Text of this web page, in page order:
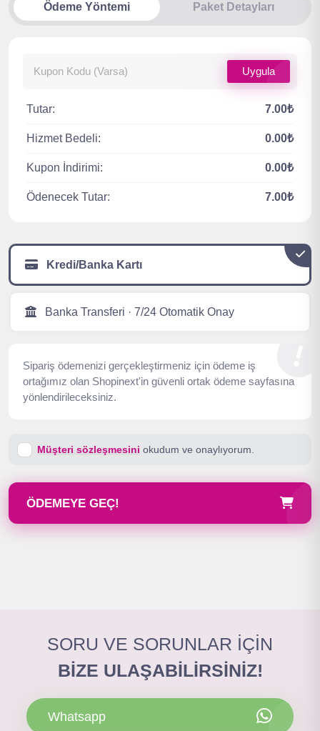
Ödeme Yöntemi Paket Detayları
Uygula
Tutar: 7.00₺
Hizmet Bedeli: 0.00₺
Kupon İndirimi: 0.00₺
Ödenecek Tutar: 7.00₺
Kredi/Banka Kartı
Banka Transferi · 7/24 Otomatik Onay
Sipariş ödemenizi gerçekleştirmeniz için ödeme iş
ortağımız olan Shopinext'in güvenli ortak ödeme sayfasına
yönlendirileceksiniz.
Müşteri sözleşmesini okudum ve onaylıyorum.
ÖDEMEYE GEÇ!
SORU VE SORUNLAR İÇİN
BİZE ULAŞABİLİRSİNİZ!
Whatsapp